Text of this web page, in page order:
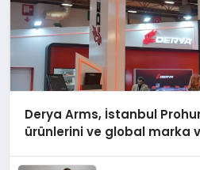
Derya Arms, İstanbul
ürünlerini ve global marka